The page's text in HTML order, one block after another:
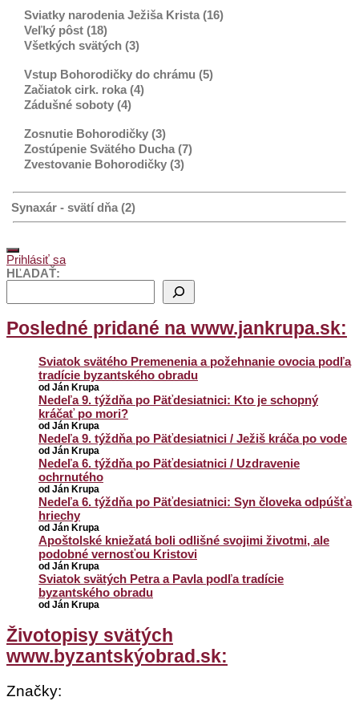
Sviatky narodenia Ježiša Krista (16)
Veľký pôst (18)
Všetkých svätých (3)
Vstup Bohorodičky do chrámu (5)
Začiatok cirk. roka (4)
Zádušné soboty (4)
Zosnutie Bohorodičky (3)
Zostúpenie Svätého Ducha (7)
Zvestovanie Bohorodičky (3)
Synaxár - svätí dňa (2)
Prihlásiť sa
HĽADAŤ:
Posledné pridané na www.jankrupa.sk:
Sviatok svätého Premenenia a požehnanie ovocia podľa
tradície byzantského obradu
od Ján Krupa
Nedeľa 9. týždňa po Päťdesiatnici: Kto je schopný
kráčať po mori?
od Ján Krupa
Nedeľa 9. týždňa po Päťdesiatnici / Ježiš kráča po vode
od Ján Krupa
Nedeľa 6. týždňa po Päťdesiatnici / Uzdravenie
ochrnutého
od Ján Krupa
Nedeľa 6. týždňa po Päťdesiatnici: Syn človeka odpúšťa
hriechy
od Ján Krupa
Apoštolské kniežatá boli odlišné svojimi životmi, ale
podobné vernosťou Kristovi
od Ján Krupa
Sviatok svätých Petra a Pavla podľa tradície
byzantského obradu
od Ján Krupa
Životopisy svätých
www.byzantskýobrad.sk:
Značky: